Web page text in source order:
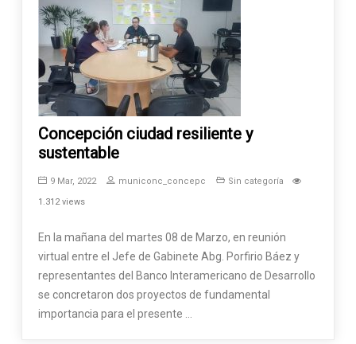
Concepción ciudad resiliente y
sustentable
9 Mar, 2022 municonc_concepc
Sin categoría
1.312 views
En la mañana del martes 08 de Marzo, en reunión
virtual entre el Jefe de Gabinete Abg. Porfirio Báez y
representantes del Banco Interamericano de Desarrollo
se concretaron dos proyectos de fundamental
importancia para el presente …